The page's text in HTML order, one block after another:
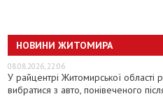
НОВИНИ ЖИТОМИРА
08.08.2026, 22:06
У райцентрі Житомирської області
вибратися з авто, понівеченого